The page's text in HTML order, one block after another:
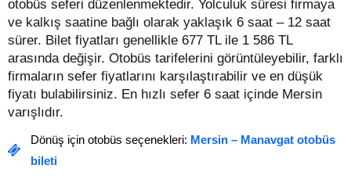
otobüs seferi düzenlenmektedir. Yolculuk süresi firmaya
ve kalkış saatine bağlı olarak yaklaşık 6 saat – 12 saat
sürer. Bilet fiyatları genellikle 677 TL ile 1 586 TL
arasında değişir. Otobüs tarifelerini görüntüleyebilir, farklı
firmaların sefer fiyatlarını karşılaştırabilir ve en düşük
fiyatı bulabilirsiniz. En hızlı sefer 6 saat içinde Mersin
varışlıdır.
Dönüş için otobüs seçenekleri: Mersin – Manavgat otobüs
bileti